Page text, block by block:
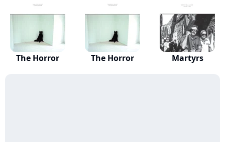
The Horror The Horror Martyrs